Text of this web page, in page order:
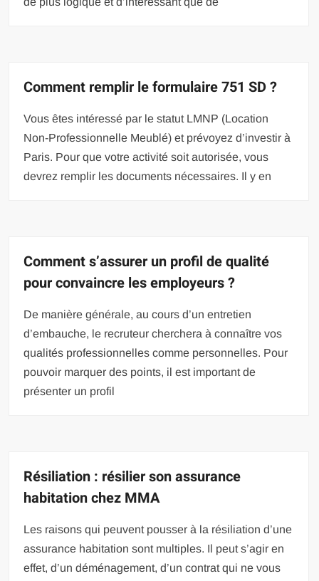
Comment remplir le formulaire 751 SD ?
Vous êtes intéressé par le statut LMNP (Location
Non-Professionnelle Meublé) et prévoyez d’investir à
Paris. Pour que votre activité soit autorisée, vous
devrez remplir les documents nécessaires. Il y en
Comment s’assurer un profil de qualité
pour convaincre les employeurs ?
De manière générale, au cours d’un entretien
d’embauche, le recruteur cherchera à connaître vos
qualités professionnelles comme personnelles. Pour
pouvoir marquer des points, il est important de
présenter un profil
Résiliation : résilier son assurance
habitation chez MMA
Les raisons qui peuvent pousser à la résiliation d’une
assurance habitation sont multiples. Il peut s’agir en
effet, d’un déménagement, d’un contrat qui ne vous